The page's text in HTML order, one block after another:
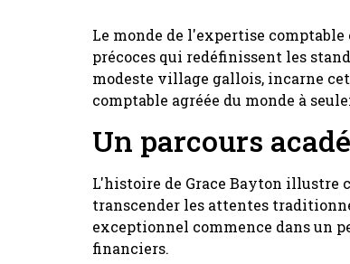
Le monde de l'expertise
précoces qui redéfinissent les
modeste village gallois, incarne
comptable agréée du monde à
Un parcours
L'histoire de Grace Bayton
transcender les attentes
exceptionnel commence dans un
financiers.